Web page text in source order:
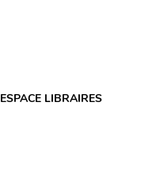
ESPACE LIBRAIRES